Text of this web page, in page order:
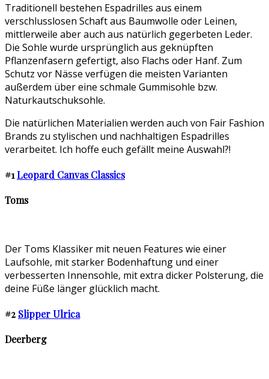
Traditionell bestehen Espadrilles aus einem
verschlusslosen Schaft aus Baumwolle oder Leinen,
mittlerweile aber auch aus natürlich gegerbeten Leder.
Die Sohle wurde ursprünglich aus geknüpften
Pflanzenfasern gefertigt, also Flachs oder Hanf. Zum
Schutz vor Nässe verfügen die meisten Varianten
außerdem über eine schmale Gummisohle bzw.
Naturkautschuksohle.
Die natürlichen Materialien werden auch von Fair Fashion
Brands zu stylischen und nachhaltigen Espadrilles
verarbeitet. Ich hoffe euch gefällt meine Auswahl?!
#1Leopard Canvas Classics
Toms
Der Toms Klassiker mit neuen Features wie einer
Laufsohle, mit starker Bodenhaftung und einer
verbesserten Innensohle, mit extra dicker Polsterung, die
deine Füße länger glücklich macht.
#2 Slipper Ulrica
Deerberg